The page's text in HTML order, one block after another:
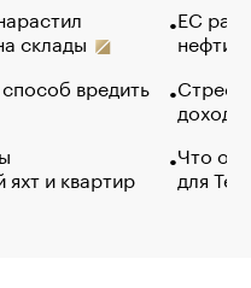
склады
вредить
и квартир
ЕС
нефти
Что
для